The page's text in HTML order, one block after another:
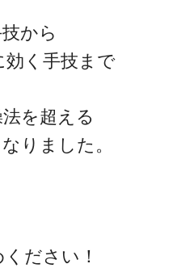
から
く手技まで
を超える
りました。
ださい！